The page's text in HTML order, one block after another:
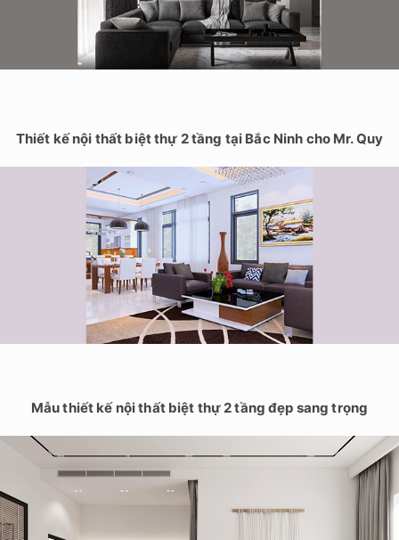
Thiết kế nội thất biệt thự 2 tầng tại Bắc Ninh cho Mr. Quy
Mẫu thiết kế nội thất biệt thự 2 tầng đẹp sang trọng